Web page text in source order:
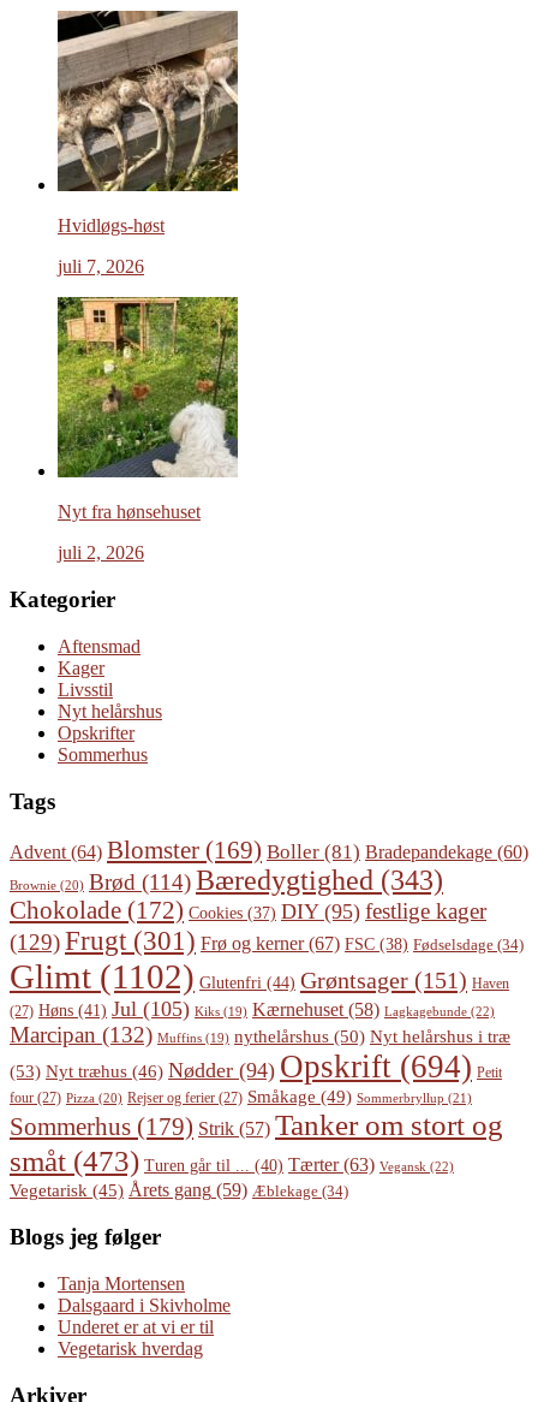
Hvidløgs-høst
juli 7, 2026
Nyt fra hønsehuset
juli 2, 2026
Kategorier
Aftensmad
Kager
Livsstil
Nyt helårshus
Opskrifter
Sommerhus
Tags
Advent (64) Blomster (169) Boller (81) Bradepandekage (60)
Brownie (20) Brød (114)Bæredygtighed (343)
Chokolade (172) Cookies (37) DIY(95) festlige kager
(129)Frugt(301) Frø og kerner(67) FSC (38) Fødselsdage (34)
Glimt (1102) Glutenfri (44) Grøntsager (151) Haven
(27) Høns (41) Jul (105) Kiks (19) Kærnehuset (58) Lagkagebunde (22)
Marcipan (132) Muffins (19) nythelårshus (50) Nyt helårshus i træ
(53) Nyt træhus (46) Nødder (94) Opskrift (694) Petit
four (27) Pizza (20) Rejser og ferier (27) Småkage (49) Sommerbryllup (21)
Sommerhus (179) Strik (57) Tanker om stort og
småt (473) Turen går til ... (40) Tærter(63) Vegansk (22)
Vegetarisk (45) Årets gang (59) Æblekage (34)
Blogs jeg følger
Tanja Mortensen
Dalsgaard i Skivholme
Underet er at vi er til
Vegetarisk hverdag
Arkiver